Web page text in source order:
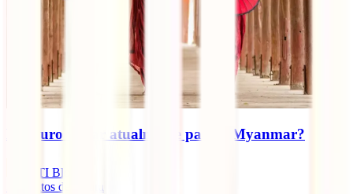
É seguro viajar atualmente para o Myanmar?
IATI Blog
minutos de leitura